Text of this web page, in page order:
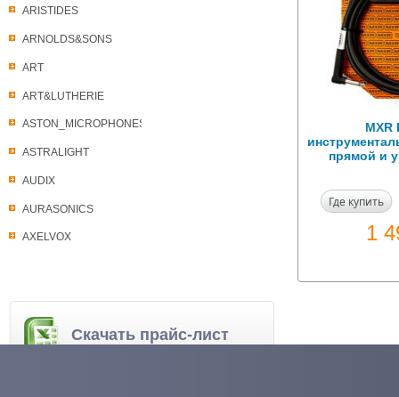
ARISTIDES
ARNOLDS&SONS
ART
ART&LUTHERIE
ASTON_MICROPHONES
ASTRALIGHT
AUDIX
AURASONICS
AXELVOX
Скачать прайс-лист
MXR
прямой и
Где купить
1